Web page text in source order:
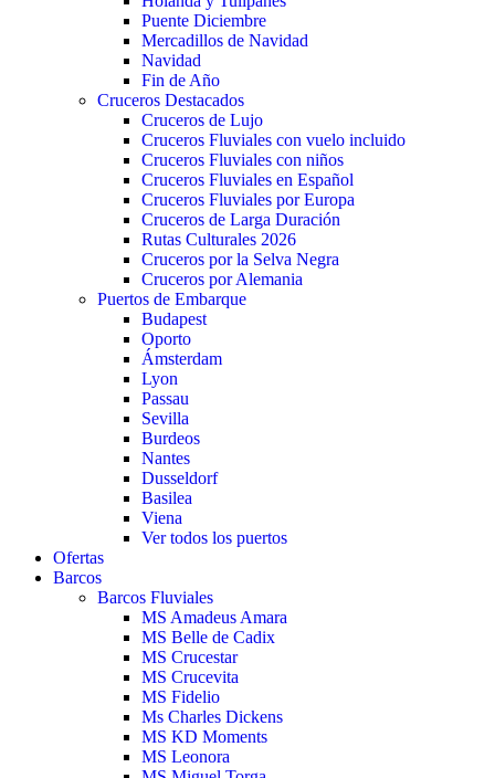
Puente Diciembre
Mercadillos de Navidad
Navidad
Fin de Año
Cruceros Destacados
Cruceros de Lujo
Cruceros Fluviales con vuelo incluido
Cruceros Fluviales con niños
Cruceros Fluviales en Español
Cruceros Fluviales por Europa
Cruceros de Larga Duración
Rutas Culturales 2026
Cruceros por la Selva Negra
Cruceros por Alemania
Puertos de Embarque
Budapest
Oporto
Ámsterdam
Lyon
Passau
Sevilla
Burdeos
Nantes
Dusseldorf
Basilea
Viena
Ver todos los puertos
Ofertas
Barcos
Barcos Fluviales
MS Amadeus Amara
MS Belle de Cadix
MS Crucestar
MS Crucevita
MS Fidelio
Ms Charles Dickens
MS KD Moments
MS Leonora